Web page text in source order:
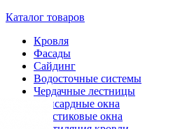
Каталог товаров
Кровля
Фасады
Сайдинг
Водосточные системы
Чердачные лестницы
Мансардные окна
Пластиковые окна